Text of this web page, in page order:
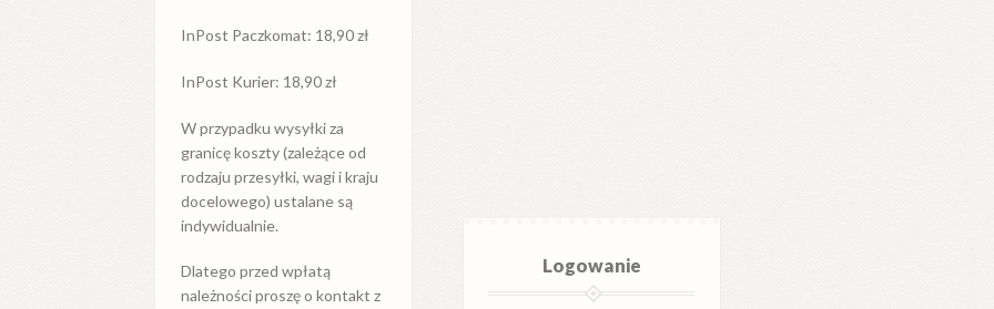
InPost Paczkomat: 18,90 zł
InPost Kurier: 18,90 zł
W przypadku wysyłkiza
granicękoszty (zależące od
rodzaju przesyłki, wagi i kraju
docelowego) ustalane są
indywidualnie.
Dlatego przed wpłatą
należności proszę o kontakt z
Logowanie